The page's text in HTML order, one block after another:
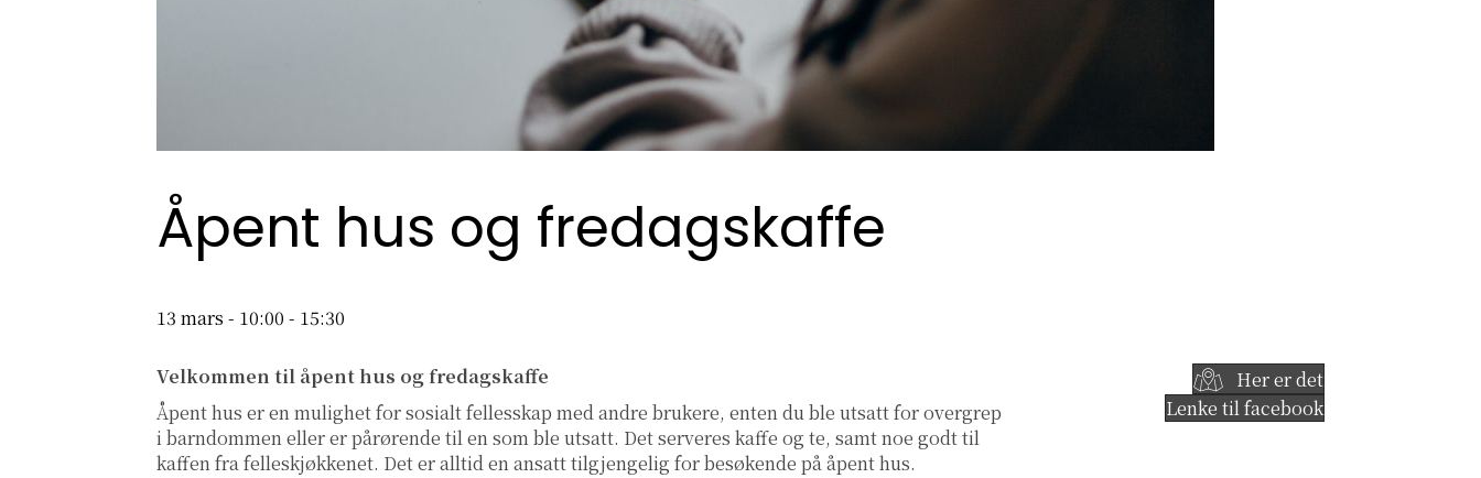
Åpent hus og fredagskaffe
13 mars - 10:00 - 15:30
Velkommen til åpent hus og fredagskaffe
Åpent hus er en mulighet for sosialt fellesskap med andre brukere, enten du ble utsatt for overgrep
i barndommen eller er pårørende til en som ble utsatt. Det serveres kaffe og te, samt noe godt til
kaffen fra felleskjøkkenet. Det er alltid en ansatt tilgjengelig for besøkende på åpent hus.
Her er det
Lenke til facebook